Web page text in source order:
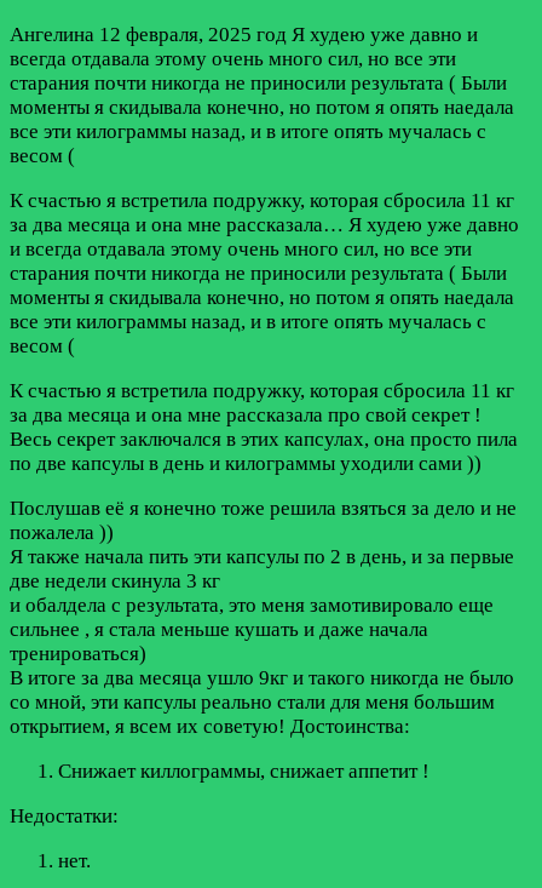
Ангелина 12 февраля, 2025 год Я худею уже давно и
всегда отдавала этому очень много сил, но все эти
старания почти никогда не приносили результата ( Были
моменты я скидывала конечно, но потом я опять наедала
все эти килограммы назад, и в итоге опять мучалась с
весом (
К счастью я встретила подружку, которая сбросила 11 кг
за два месяца и она мне рассказала… Я худею уже давно
и всегда отдавала этому очень много сил, но все эти
старания почти никогда не приносили результата ( Были
моменты я скидывала конечно, но потом я опять наедала
все эти килограммы назад, и в итоге опять мучалась с
весом (
К счастью я встретила подружку, которая сбросила 11 кг
за два месяца и она мне рассказала про свой секрет !
Весь секрет заключался в этих капсулах, она просто пила
по две капсулы в день и килограммы уходили сами ))
Послушав её я конечно тоже решила взяться за дело и не
пожалела ))
Я также начала пить эти капсулы по 2 в день, и за первые
две недели скинула 3 кг
и обалдела с результата, это меня замотивировало еще
сильнее , я стала меньше кушать и даже начала
тренироваться)
В итоге за два месяца ушло 9кг и такого никогда не было
со мной, эти капсулы реально стали для меня большим
открытием, я всем их советую! Достоинства:
Снижает киллограммы, снижает аппетит !
Недостатки:
нет.